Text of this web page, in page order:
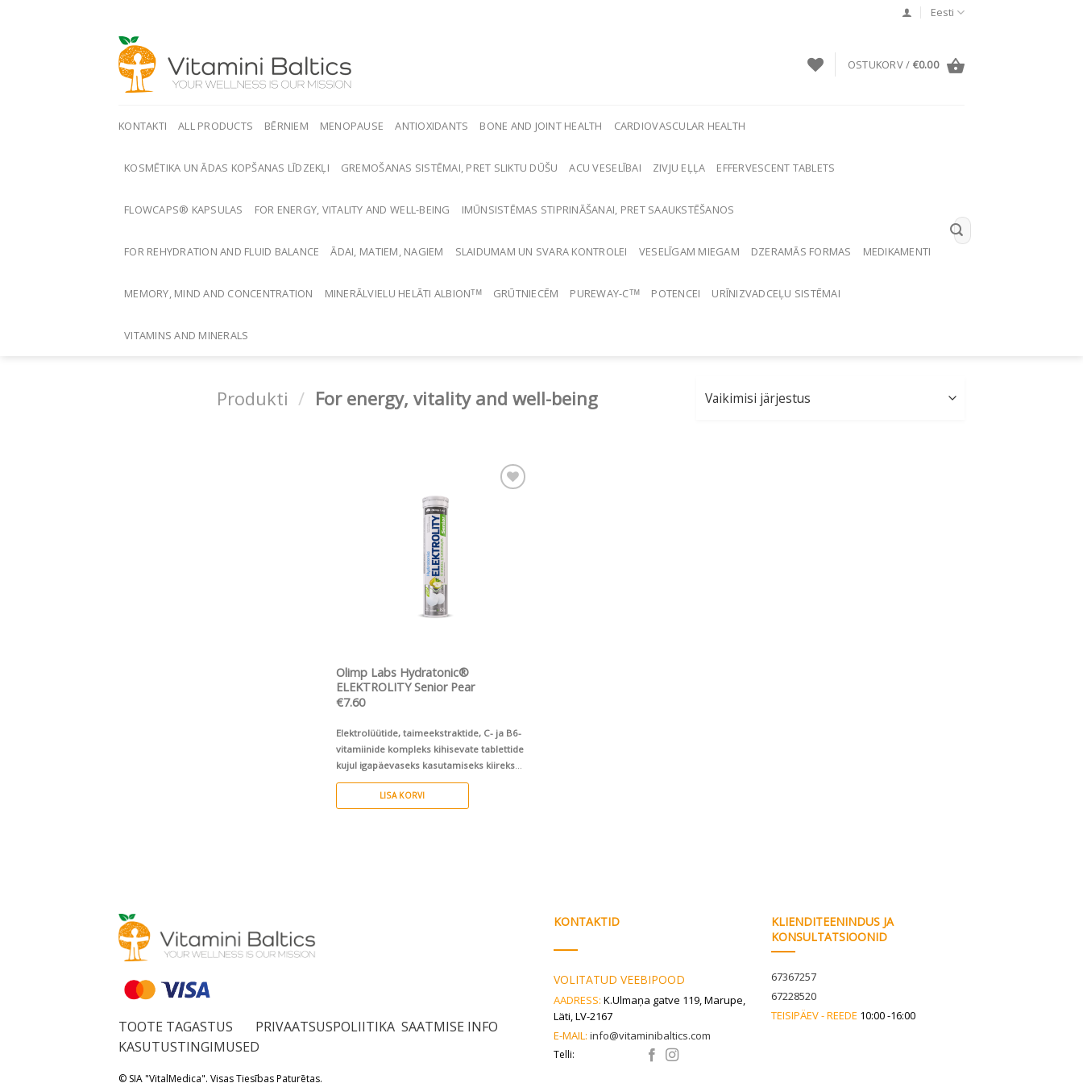
Eesti
OSTUKORV / €0.00
KONTAKTI ALL PRODUCTS BĒRNIEM MENOPAUSE ANTIOXIDANTS BONE AND JOINT HEALTH CARDIOVASCULAR HEALTH
KOSMĒTIKA UN ĀDAS KOPŠANAS LĪDZEKĻI GREMOŠANAS SISTĒMAI, PRET SLIKTU DŪŠU ACU VESELĪBAI ZIVJU EĻĻA EFFERVESCENT TABLETS
FLOWCAPS® KAPSULAS FOR ENERGY, VITALITY AND WELL-BEING IMŪNSISTĒMAS STIPRINĀŠANAI, PRET SAAUKSTĒŠANOS
FOR REHYDRATION AND FLUID BALANCE ĀDAI, MATIEM, NAGIEM SLAIDUMAM UN SVARA KONTROLEI VESELĪGAM MIEGAM DZERAMĀS FORMAS MEDIKAMENTI
MEMORY, MIND AND CONCENTRATION MINERĀLVIELU HELĀTI ALBIONᵀᴹ GRŪTNIECĒM PUREWAY-Cᵀᴹ POTENCEI URĪNIZVADCEĻU SISTĒMAI
VITAMINS AND MINERALS
Otsi:
Produkti / For energy, vitality and well-being
Pievienot vēlmju
QUICK VIEW
Olimp Labs Hydratonic®
ELEKTROLITY Senior Pear
€7.60
Elektrolüütide, taimeekstraktide, C- ja B6-
vitamiinide kompleks kihisevate tablettide
kujul igapäevaseks kasutamiseks kiireks
vedeliku- ja elektrolüütide taastamiseks ning
südame-veresoonkonna toetamiseks.
LISA KORVI
TOOTE TAGASTUS PRIVAATSUSPOLIITIKA SAATMISE INFO
KASUTUSTINGIMUSED
© SIA "VitalMedica". Visas Tiesības Paturētas.
KONTAKTID
VOLITATUD VEEBIPOOD
AADRESS: K.Ulmaņa gatve 119, Marupe,
Läti, LV-2167
E-MAIL: info@vitaminibaltics.com
Telli:
KLIENDITEENINDUS JA
KONSULTATSIOONID
67367257
67228520
TEISIPÄEV - REEDE 10:00 -16:00